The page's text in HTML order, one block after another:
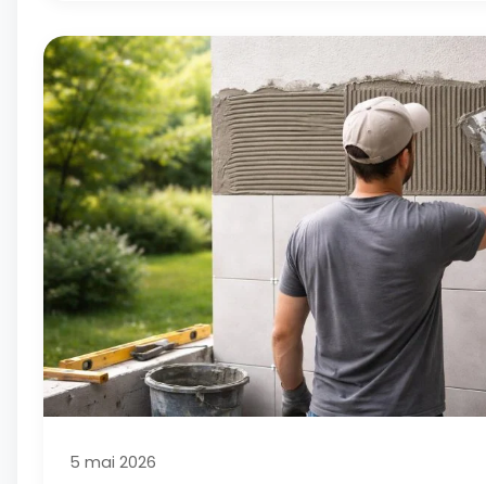
5 mai 2026